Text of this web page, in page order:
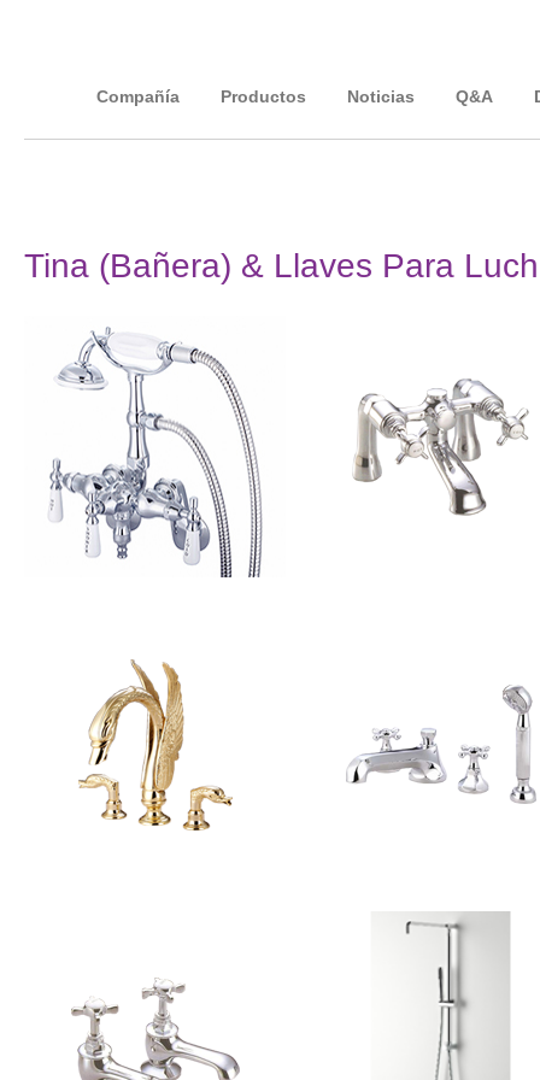
Compañía Productos Noticias Q&A
Tina (Bañera) & Llaves Para